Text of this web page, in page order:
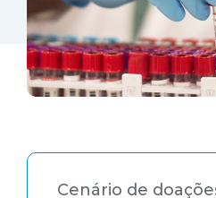
Cenário de